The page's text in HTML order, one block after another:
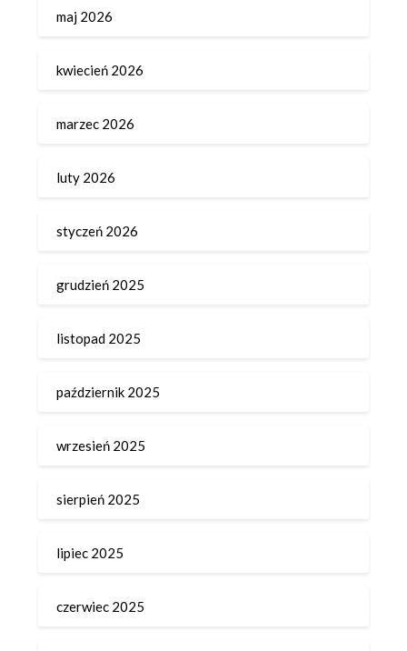
maj 2026
kwiecień 2026
marzec 2026
luty 2026
styczeń 2026
grudzień 2025
listopad 2025
październik 2025
wrzesień 2025
sierpień 2025
lipiec 2025
czerwiec 2025